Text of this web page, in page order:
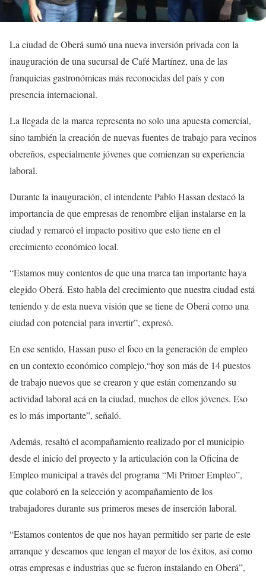
La ciudad de Oberá sumó una nueva inversión privada con la
inauguración de una sucursal de Café Martínez, una de las
franquicias gastronómicas más reconocidas del país y con
presencia internacional.
La llegada de la marca representa no solo una apuesta comercial,
sino también la creación de nuevas fuentes de trabajo para vecinos
obereños, especialmente jóvenes que comienzan su experiencia
laboral.
Durante la inauguración, el intendente Pablo Hassan destacó la
importancia de que empresas de renombre elijan instalarse en la
ciudad y remarcó el impacto positivo que esto tiene en el
crecimiento económico local.
“Estamos muy contentos de que una marca tan importante haya
elegido Oberá. Esto habla del crecimiento que nuestra ciudad está
teniendo y de esta nueva visión que se tiene de Oberá como una
ciudad con potencial para invertir”, expresó.
En ese sentido, Hassan puso el foco en la generación de empleo
en un contexto económico complejo,“hoy son más de 14 puestos
de trabajo nuevos que se crearon y que están comenzando su
actividad laboral acá en la ciudad, muchos de ellos jóvenes. Eso
es lo más importante”, señaló.
Además, resaltó el acompañamiento realizado por el municipio
desde el inicio del proyecto y la articulación con la Oficina de
Empleo municipal a través del programa “Mi Primer Empleo”,
que colaboró en la selección y acompañamiento de los
trabajadores durante sus primeros meses de inserción laboral.
“Estamos contentos de que nos hayan permitido ser parte de este
arranque y deseamos que tengan el mayor de los éxitos, así como
otras empresas e industrias que se fueron instalando en Oberá”,